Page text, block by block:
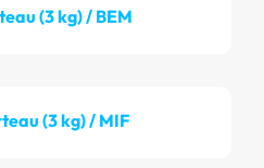
(3 kg) / BEM
(3 kg) / MIF